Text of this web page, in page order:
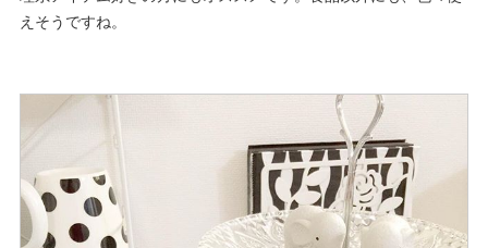
えそうですね。